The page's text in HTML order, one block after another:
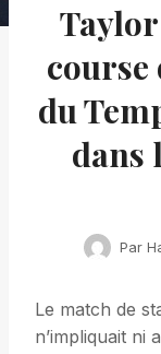
course
du
dans
Par
Le match de
n’impliquait ni